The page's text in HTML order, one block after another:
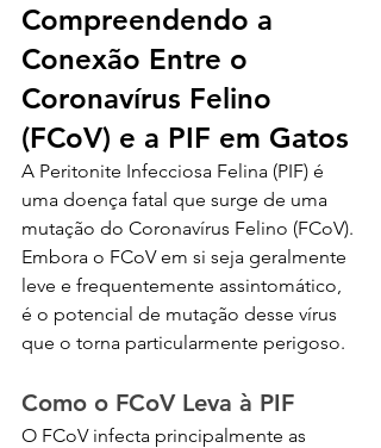
Compreendendo a
Conexão Entre o
Coronavírus Felino
(FCoV) e a PIF em Gatos
A Peritonite Infecciosa Felina (PIF) é
uma doença fatal que surge de uma
mutação do Coronavírus Felino (FCoV).
Embora o FCoV em si seja geralmente
leve e frequentemente assintomático,
é o potencial de mutação desse vírus
que o torna particularmente perigoso.
Como o FCoV Leva à PIF
O FCoV infecta principalmente as